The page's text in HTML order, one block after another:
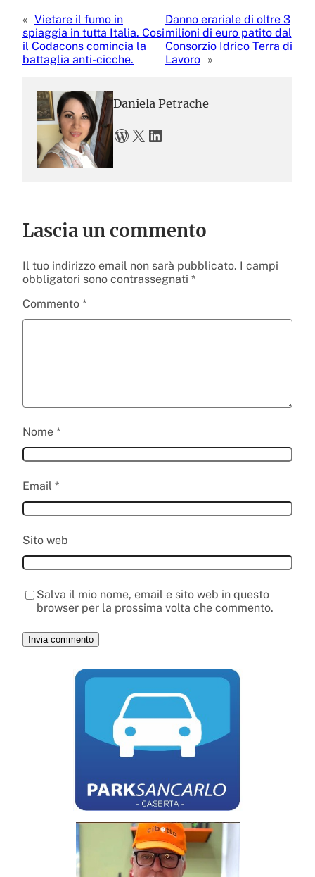
« Vietare il fumo in
spiaggia in tutta Italia. Cosi
il Codacons comincia la
battaglia anti-cicche.
Danno erariale di oltre 3
milioni di euro patito dal
Consorzio Idrico Terra di
Lavoro
»
Daniela Petrache
WordPress X LinkedIn
Lascia un commento
Il tuo indirizzo email non sarà pubblicato. I campi
obbligatori sono contrassegnati *
Commento *
Nome *
Email *
Sito web
Salva il mio nome, email e sito web in questo
browser per la prossima volta che commento.